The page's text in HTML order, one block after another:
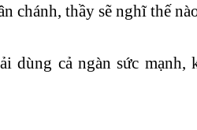
chánh, thầy sẽ nghĩ thế
dùng cả ngàn sức